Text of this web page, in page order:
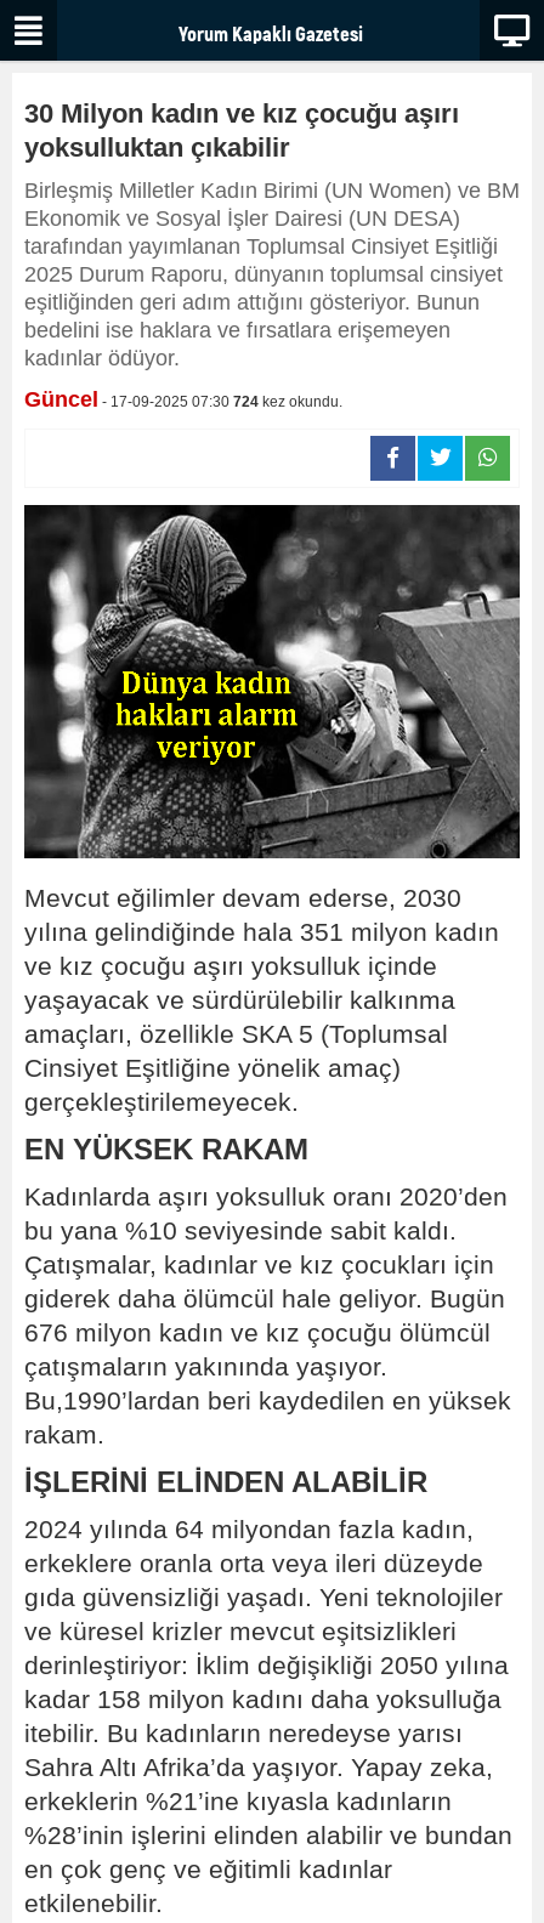
30 Milyon kadın ve kız çocuğu aşırı
yoksulluktan çıkabilir
Birleşmiş Milletler Kadın Birimi (UN Women) ve BM
Ekonomik ve Sosyal İşler Dairesi (UN DESA)
tarafından yayımlanan Toplumsal Cinsiyet Eşitliği
2025 Durum Raporu, dünyanın toplumsal cinsiyet
eşitliğinden geri adım attığını gösteriyor. Bunun
bedelini ise haklara ve fırsatlara erişemeyen
kadınlar ödüyor.
Güncel - 17-09-2025 07:30 724 kez okundu.
Mevcut eğilimler devam ederse, 2030
yılına gelindiğinde hala 351 milyon kadın
ve kız çocuğu aşırı yoksulluk içinde
yaşayacak ve sürdürülebilir kalkınma
amaçları, özellikle SKA 5 (Toplumsal
Cinsiyet Eşitliğine yönelik amaç)
gerçekleştirilemeyecek.
EN YÜKSEK RAKAM
Kadınlarda aşırı yoksulluk oranı 2020’den
bu yana %10 seviyesinde sabit kaldı.
Çatışmalar, kadınlar ve kız çocukları için
giderek daha ölümcül hale geliyor. Bugün
676 milyon kadın ve kız çocuğu ölümcül
çatışmaların yakınında yaşıyor.
Bu,1990’lardan beri kaydedilen en yüksek
rakam.
İŞLERİNİ ELİNDEN ALABİLİR
2024 yılında 64 milyondan fazla kadın,
erkeklere oranla orta veya ileri düzeyde
gıda güvensizliği yaşadı. Yeni teknolojiler
ve küresel krizler mevcut eşitsizlikleri
derinleştiriyor: İklim değişikliği 2050 yılına
kadar 158 milyon kadını daha yoksulluğa
itebilir. Bu kadınların neredeyse yarısı
Sahra Altı Afrika’da yaşıyor. Yapay zeka,
erkeklerin %21’ine kıyasla kadınların
%28’inin işlerini elinden alabilir ve bundan
en çok genç ve eğitimli kadınlar
etkilenebilir.